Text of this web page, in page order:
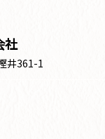
社
井361-1